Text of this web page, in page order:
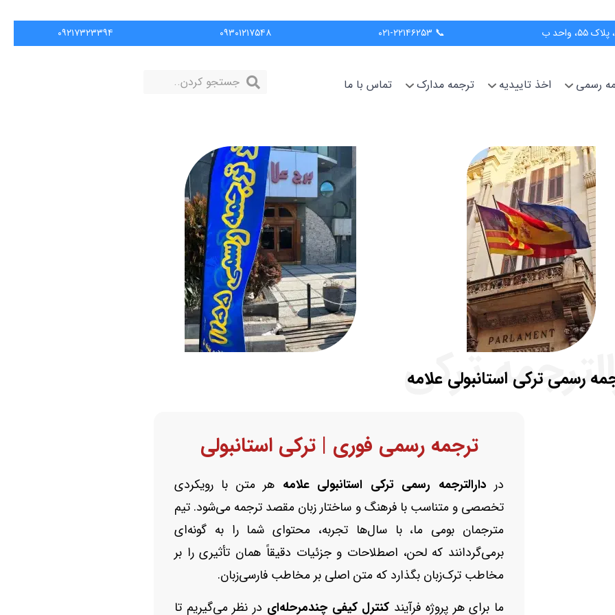
📞 ۰۲۱-۲۲۱۴۶۲۵۳ ۰۹۳۰۱۲۱۷۵۴۸ ۰۹۲۱۷۳۲۳۳۹۴
رسمی اخذ تاییدیه ترجمه مدارک تماس با ما
ترکی
رسمی ترکی استانبولی علامه
ترجمه رسمی فوری | ترکی استانبولی
در دارالترجمه رسمی ترکی استانبولی علامه هر متن با رویکردی
تخصصی و متناسب با فرهنگ و ساختار زبان مقصد ترجمه می‌شود. تیم
مترجمان بومی ما، با سال‌ها تجربه، محتوای شما را به گونه‌ای
برمی‌گردانند که لحن، اصطلاحات و جزئیات دقیقاً همان تأثیری را بر
مخاطب ترک‌زبان بگذارد که متن اصلی بر مخاطب فارسی‌زبان.
ما برای هر پروژه فرآیند کنترل کیفی چندمرحله‌ای در نظر می‌گیریم تا